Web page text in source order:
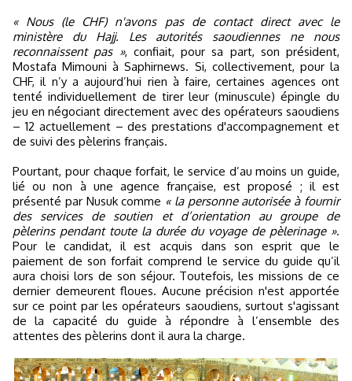
« Nous (le CHF) n'avons pas de contact direct avec le
ministère du Hajj. Les autorités saoudiennes ne nous
reconnaissent pas », confiait, pour sa part, son président,
Mostafa Mimouni à Saphirnews. Si, collectivement, pour la
CHF, il n’y a aujourd’hui rien à faire, certaines agences ont
tenté individuellement de tirer leur (minuscule) épingle du
jeu en négociant directement avec des opérateurs saoudiens
– 12 actuellement – des prestations d'accompagnement et
de suivi des pèlerins français.
Pourtant, pour chaque forfait, le service d’au moins un guide,
lié ou non à une agence française, est proposé ; il est
présenté par Nusuk comme « la personne autorisée à fournir
des services de soutien et d’orientation au groupe de
pèlerins pendant toute la durée du voyage de pèlerinage ».
Pour le candidat, il est acquis dans son esprit que le
paiement de son forfait comprend le service du guide qu’il
aura choisi lors de son séjour. Toutefois, les missions de ce
dernier demeurent floues. Aucune précision n'est apportée
sur ce point par les opérateurs saoudiens, surtout s'agissant
de la capacité du guide à répondre à l’ensemble des
attentes des pèlerins dont il aura la charge.